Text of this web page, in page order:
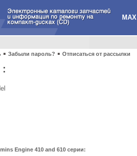
MAX
Забыли пароль? Отписаться от рассылки
Engine 410 and 610 серии: